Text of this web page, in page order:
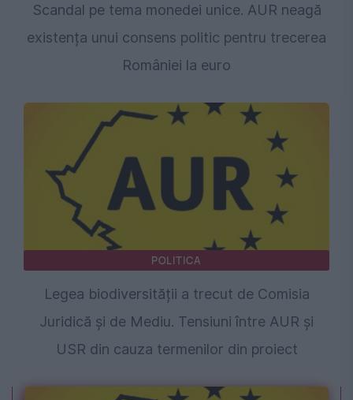
Scandal pe tema monedei unice. AUR neagă
existența unui consens politic pentru trecerea
României la euro
POLITICA
Legea biodiversității a trecut de Comisia
Juridică și de Mediu. Tensiuni între AUR și
USR din cauza termenilor din proiect